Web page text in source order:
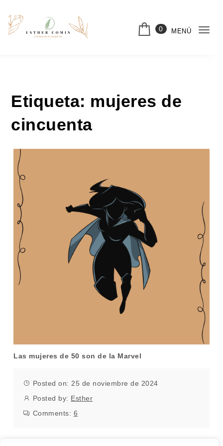
0 MENÚ
Etiqueta: mujeres de
cincuenta
Las mujeres de 50 son de la Marvel
Posted on: 25 de noviembre de 2024
Posted by: Esther
Comments: 6